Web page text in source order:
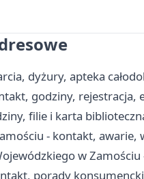
dyżury, apteka
godziny, rejestracja,
filie i karta
- kontakt, awarie,
w
porady